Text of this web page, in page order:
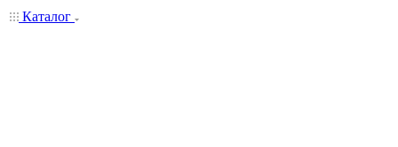
Каталог